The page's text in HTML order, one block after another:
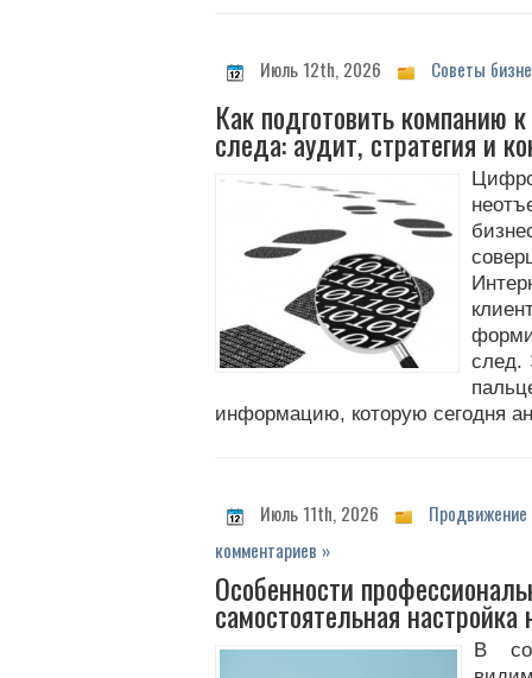
Июль 12th, 2026 Советы
Как подготовить компанию
следа: аудит, стратегия и
след.
информацию, которую сегодня
Июль 11th, 2026
Продвижение
комментариев »
Особенности
самостоятельная настройка
В